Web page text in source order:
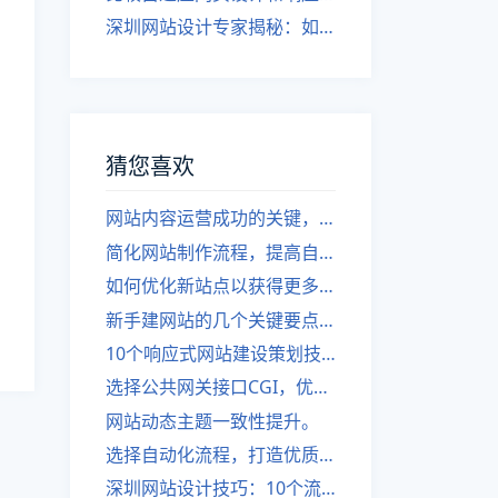
深圳网站设计专家揭秘：如何实现自适应网页设计
猜您喜欢
网站内容运营成功的关键，六个关键细节不能忽视
简化网站制作流程，提高自动化程度
如何优化新站点以获得更多的搜索引擎流量
新手建网站的几个关键要点简析
10个响应式网站建设策划技巧，打造深圳网站设计的成功之路
选择公共网关接口CGI，优化网站建设。
网站动态主题一致性提升。
选择自动化流程，打造优质网站！
深圳网站设计技巧：10个流程中的关键步骤